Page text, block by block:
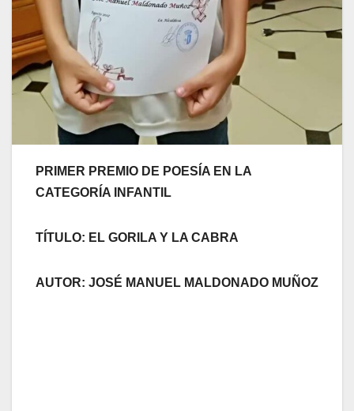
PRIMER PREMIO DE POESÍA EN LA
CATEGORÍA INFANTIL
TÍTULO: EL GORILA Y LA CABRA
AUTOR: JOSÉ MANUEL MALDONADO MUÑOZ